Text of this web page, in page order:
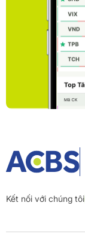
Kết nối với chúng tôi